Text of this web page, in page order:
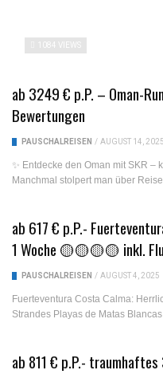
1084 VIEWS
ab 3249 € p.P. – Oman-
Bewertungen
PAUSCHALREISEN / AUGUST 14, 2025
✨ Entdecke den Oman mit SKR
Manchmal stolpert man über
ab 617 € p.P.-
1 Woche 🟡🟡🟡🟡 inkl.
PAUSCHALREISEN / AUGUST 4, 2025
Fuerteventura Costa Calma:
Strandes Playas de Matas
ab 811 € p.P.-